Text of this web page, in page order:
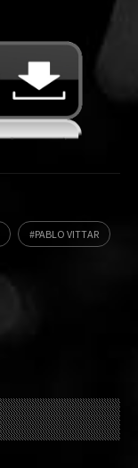
PABLO VITTAR